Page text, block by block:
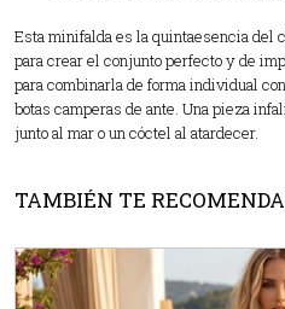
Esta minifalda es la quintaesencia del
para crear el conjunto perfecto y de
para combinarla de forma individual
botas camperas de ante. Una pieza
junto al mar o un cóctel al atardecer.
TAMBIÉN TE